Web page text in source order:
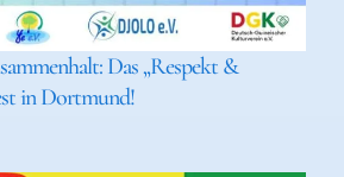
Das „Respekt &
in Dortmund!